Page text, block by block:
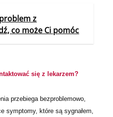
z
co może Ci pomóc
się z lekarzem?
przebiega bezproblemowo,
symptomy, które są sygnałem,